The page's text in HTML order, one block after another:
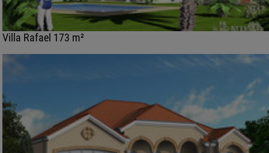
Villa Rafael 173 m²